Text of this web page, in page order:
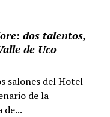
dos talentos,
de Uco
salones del Hotel
de la